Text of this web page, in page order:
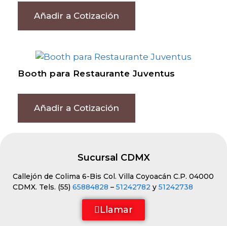
Añadir a Cotización
Booth para Restaurante Juventus
Añadir a Cotización
Sucursal CDMX
Callejón de Colima 6-Bis Col. Villa Coyoacán C.P. 04000
CDMX. Tels. (55) 65884828 – 51242782 y 51242738
Llamar